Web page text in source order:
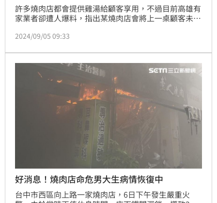
許多燒肉店都會提供雞湯給顧客享用，不過目前高雄有
家業者卻遭人爆料，指出某燒肉店會將上一桌顧客未使
慮，很難讓人聯想到會不會被上一桌「加料」，或是喝
壺均有密封，衛生局獲報稽查後，認為湯壺確實有密閉
風險不高，但轉讓給下一桌使用不太妥當，已立即要
2024/09/05 09:33
好消息！燒肉店命危男大生病情恢復中
台中市西區向上路一家燒肉店，6日下午發生嚴重火